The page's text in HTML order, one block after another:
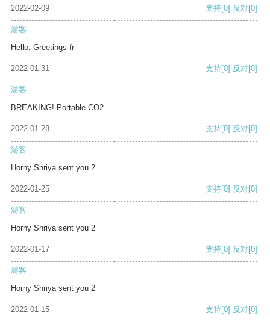
2022-02-09 支持[0] 反对[0]
游客
Hello, Greetings fr
2022-01-31 支持[0] 反对[0]
游客
BREAKING! Portable CO2
2022-01-28 支持[0] 反对[0]
游客
Horny Shriya sent you 2
2022-01-25 支持[0] 反对[0]
游客
Horny Shriya sent you 2
2022-01-17 支持[0] 反对[0]
游客
Horny Shriya sent you 2
2022-01-15 支持[0] 反对[0]